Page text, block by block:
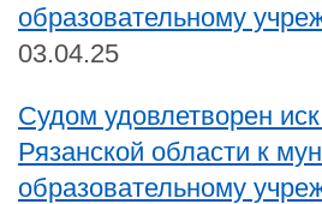
образовательному
03.04.25
Судом удовлетворен
Рязанской области к
образовательному